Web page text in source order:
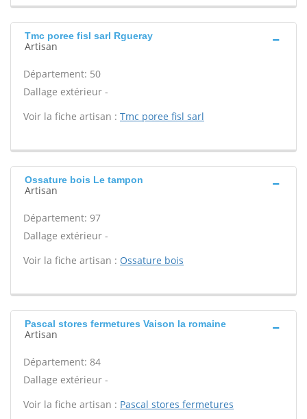
Tmc poree fisl sarl Rgueray
Artisan
Département: 50
Dallage extérieur -
Voir la fiche artisan : Tmc poree fisl sarl
Ossature bois Le tampon
Artisan
Département: 97
Dallage extérieur -
Voir la fiche artisan : Ossature bois
Pascal stores fermetures Vaison la romaine
Artisan
Département: 84
Dallage extérieur -
Voir la fiche artisan : Pascal stores fermetures